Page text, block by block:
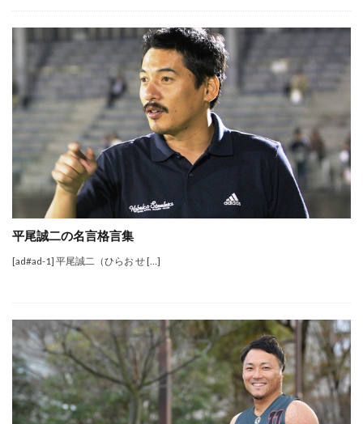
平尾誠二の名言格言集
[ad#ad-1] 平尾誠二（ひらお せ […]